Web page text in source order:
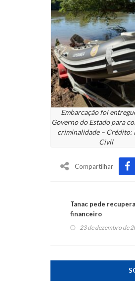
Embarcação foi
Governo do Estado para
criminalidade – Crédito:
Civil
Compartilhar
Tanac pede
financeiro
23 de dezembro de